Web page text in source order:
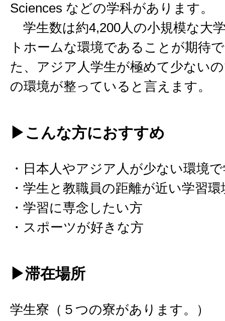
Sciences などの学科があります。
学生数は約4,200人の小規模な大
トホームな環境であることが期待
た、アジア人学生が極めて少ない
の環境が整っていると言えます。
▶こんな方におすすめ
・日本人やアジア人が少ない環境
・学生と教職員の距離が近い学習
・学習に専念したい方
・スポーツが好きな方
▶滞在場所
学生寮（５つの寮があります。）